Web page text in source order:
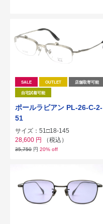
SALE OUTLET 店舗取寄可能
自宅試着可能
ポールラビアン PL-26-C-2-
51
サイズ：51□18-145
28,600 円 （税込）
35,750 円 20% off